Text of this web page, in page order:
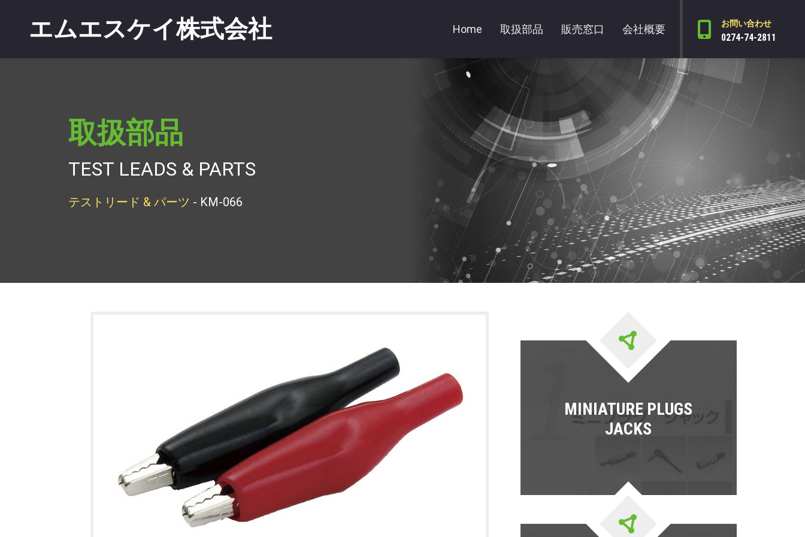
エムエスケイ株式会社 Home 取扱部品 販売窓口 会社概要 お問い合わせ
0274-74-2811
取扱部品
TEST LEADS & PARTS
テストリード & パーツ - KM-066
MINIATURE PLUGS
JACKS